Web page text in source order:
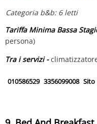
Categoria b&b: 6 letti
Tariffa Minima Bassa
persona)
Tra i servizi -
010586529 3356099008 Sito